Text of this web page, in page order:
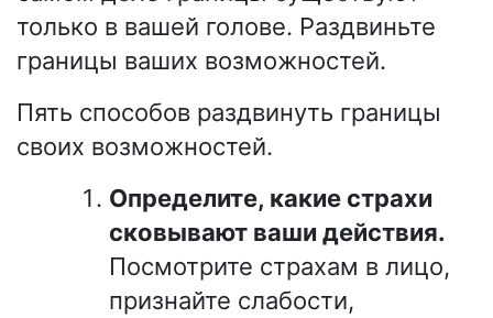
только в вашей голове. Раздвиньте
границы ваших возможностей.
Пять способов раздвинуть границы
своих возможностей.
Определите, какие страхи
сковывают ваши действия.
Посмотрите страхам в лицо,
признайте слабости,